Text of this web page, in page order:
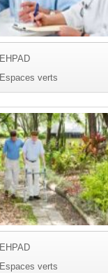
EHPAD
Espaces verts
EHPAD
Espaces verts